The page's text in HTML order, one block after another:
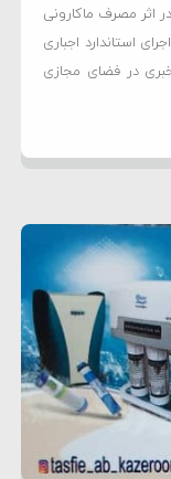
اثر مصرف ماکارونی
استاندارد اجباری
در فضای مجازی